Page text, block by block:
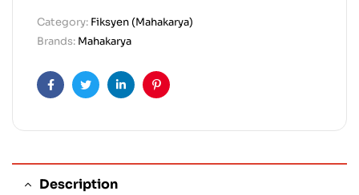
Category: Fiksyen (Mahakarya)
Brands: Mahakarya
FacebookTwitterLinkedinPinterest
Description